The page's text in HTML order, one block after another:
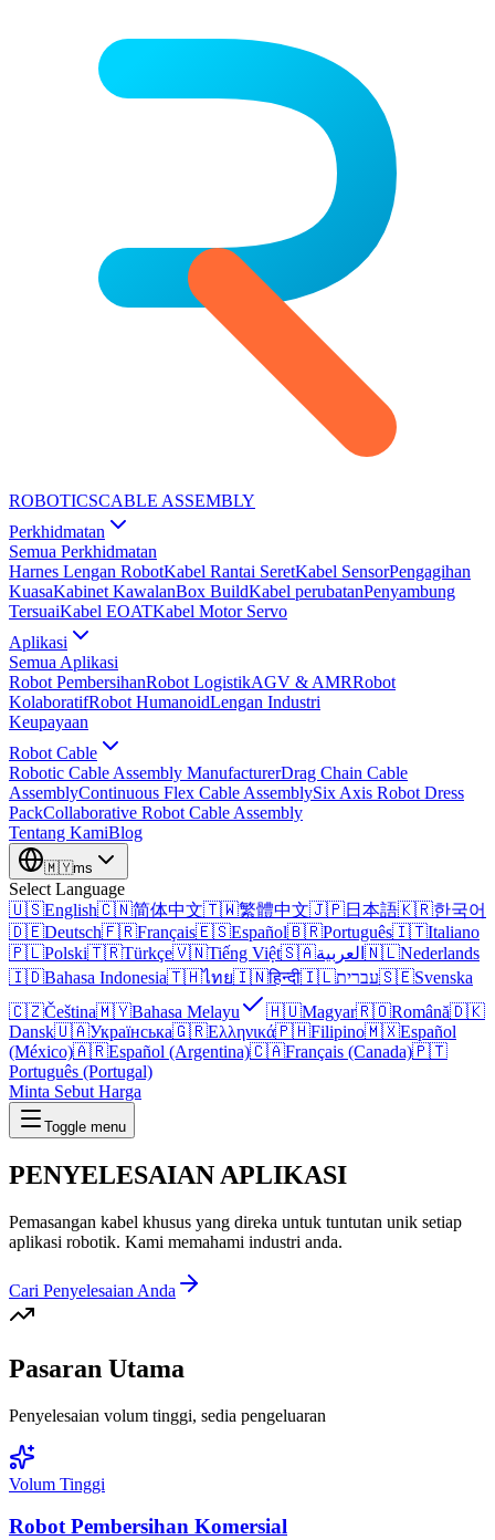
ROBOTICSCABLE ASSEMBLY
Perkhidmatan
Semua Perkhidmatan
Harnes Lengan RobotKabel Rantai SeretKabel SensorPengagihan
KuasaKabinet KawalanBox BuildKabel perubatanPenyambung
TersuaiKabel EOATKabel Motor Servo
Aplikasi
Semua Aplikasi
Robot PembersihanRobot LogistikAGV & AMRRobot
KolaboratifRobot HumanoidLengan Industri
Keupayaan
Robot Cable
Robotic Cable Assembly ManufacturerDrag Chain Cable
AssemblyContinuous Flex Cable AssemblySix Axis Robot Dress
PackCollaborative Robot Cable Assembly
Tentang KamiBlog
🇲🇾ms
Select Language
🇺🇸English🇨🇳简体中文🇹🇼繁體中文🇯🇵日本語🇰🇷한국어
🇩🇪Deutsch🇫🇷Français🇪🇸Español🇧🇷Português🇮🇹Italiano
🇵🇱Polski🇹🇷Türkçe🇻🇳Tiếng Việt🇸🇦العربية 🇳🇱Nederlands
🇮🇩Bahasa Indonesia🇹🇭ไทย🇮🇳हिन्दी🇮🇱עברית🇸🇪Svenska
🇨🇿Čeština🇲🇾Bahasa Melayu 🇭🇺Magyar🇷🇴Română🇩🇰
Dansk🇺🇦Українська🇬🇷Ελληνικά🇵🇭Filipino🇲🇽Español
(México)🇦🇷Español (Argentina)🇨🇦Français (Canada)🇵🇹
Português (Portugal)
Minta Sebut Harga
Toggle menu
PENYELESAIAN APLIKASI
Pemasangan kabel khusus yang direka untuk tuntutan unik setiap
aplikasi robotik. Kami memahami industri anda.
Cari Penyelesaian Anda
Pasaran Utama
Penyelesaian volum tinggi, sedia pengeluaran
Volum Tinggi
Robot Pembersihan Komersial